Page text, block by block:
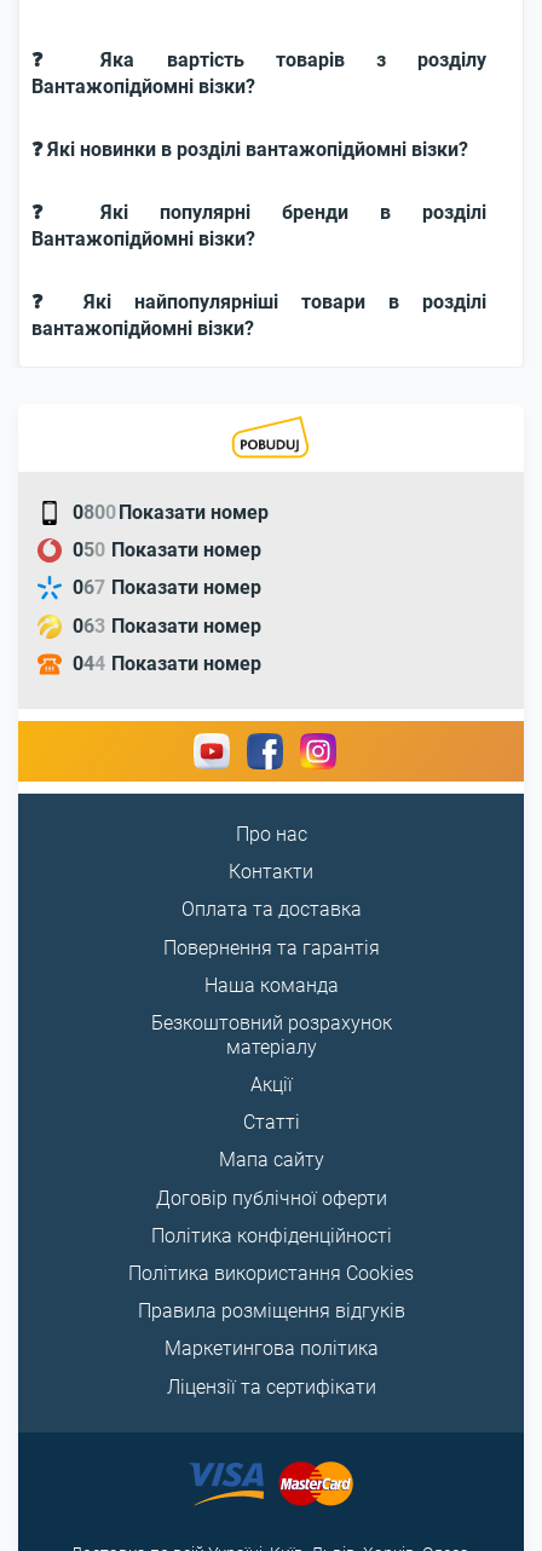
❓ Яка вартість товарів з розділу
Вантажопідйомні візки?
❓ Які новинки в розділі вантажопідйомні візки?
❓ Які популярні бренди в розділі
Вантажопідйомні візки?
❓ Які найпопулярніші товари в розділі
вантажопідйомні візки?
0800Показати номер
050 Показати номер
067 Показати номер
063 Показати номер
044 Показати номер
Про нас
Контакти
Оплата та доставка
Повернення та гарантія
Наша команда
Безкоштовний розрахунок
матеріалу
Акції
Статті
Мапа сайту
Договір публічної оферти
Політика конфіденційності
Політика використання Cookies
Правила розміщення відгуків
Маркетингова політика
Ліцензії та сертифікати